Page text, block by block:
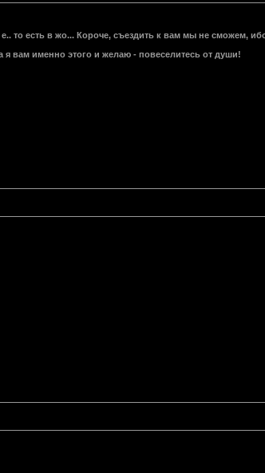
то есть в жо... Короче, съездить к вам мы не сможем,
я вам именно этого и желаю - повеселитесь от души!